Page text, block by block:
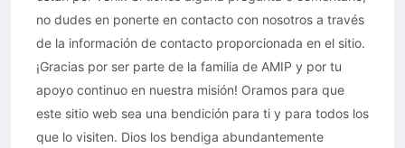
no dudes en ponerte en contacto con nosotros a través
de la información de contacto proporcionada en el sitio.
¡Gracias por ser parte de la familia de AMIP y por tu
apoyo continuo en nuestra misión! Oramos para que
este sitio web sea una bendición para ti y para todos los
que lo visiten. Dios los bendiga abundantemente